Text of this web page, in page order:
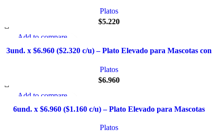
Platos
$5.220
Add to compare
Quick view
3und. x $6.960 ($2.320 c/u) – Plato Elevado para Mascotas con
Platos
$6.960
Add to compare
Quick view
6und. x $6.960 ($1.160 c/u) – Plato Elevado para Mascotas
Platos